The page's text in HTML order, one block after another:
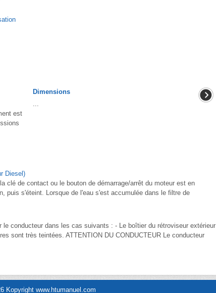
est
Dimensions
...
Diesel)
clé de contact ou le bouton de démarrage/arrêt du moteur est en
puis s'éteint. Lorsque de l'eau s'est accumulée dans le filtre de
le conducteur dans les cas suivants : - Le boîtier du rétroviseur extérieur
sont très teintées. ATTENTION DU CONDUCTEUR Le conducteur
Kopyright www.htumanuel.com